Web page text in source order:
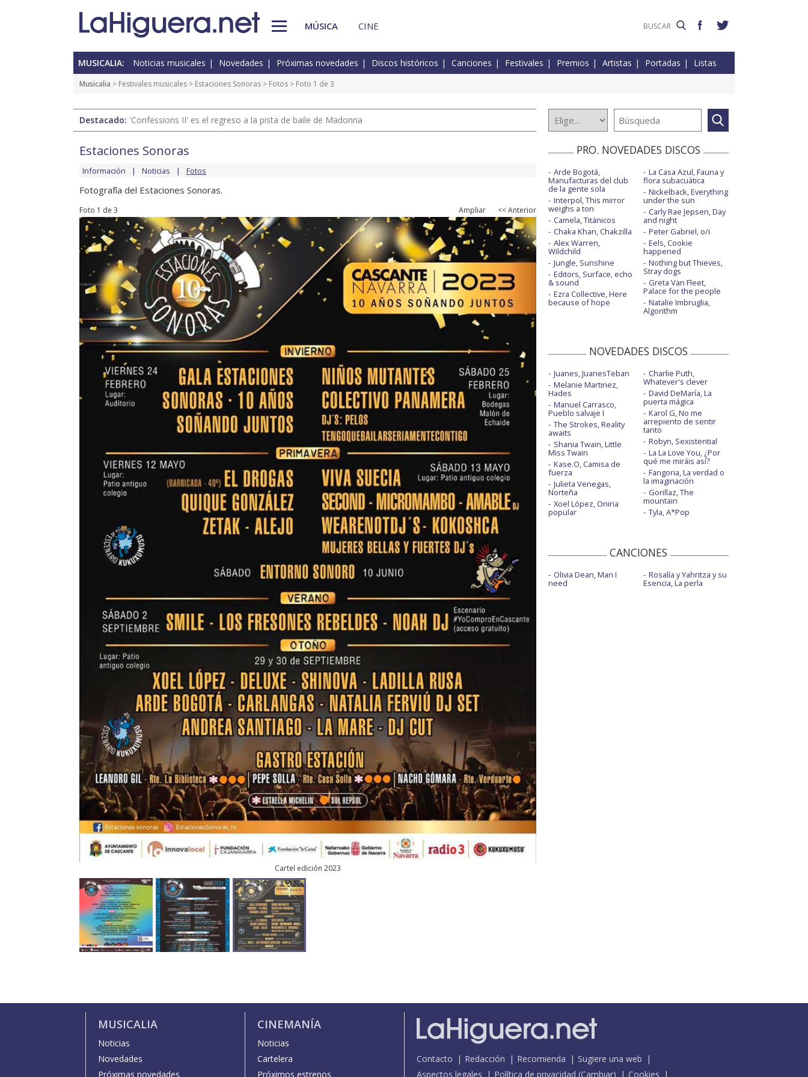
MÚSICA CINE
MUSICALIA: Noticias musicales Novedades Próximas novedades Discos históricos Canciones Festivales Premios Artistas Portadas Listas
Musicalia > Festivales musicales > Estaciones Sonoras > Fotos > Foto 1 de 3
Destacado: 'Confessions II' es el regreso a la pista de baile de Madonna
Estaciones Sonoras
Información Noticias Fotos
Fotografía del Estaciones Sonoras.
Foto 1 de 3 Ampliar << Anterior
Cartel edición 2023
PRO. NOVEDADES DISCOS
Arde Bogotá,
Manufacturas del club
de la gente sola
Interpol, This mirror
weighs a ton
Camela, Titánicos
Chaka Khan, Chakzilla
Alex Warren,
Wildchild
Jungle, Sunshine
Editors, Surface, echo
& sound
Ezra Collective, Here
because of hope
La Casa Azul, Fauna y
flora subacuática
Nickelback, Everything
under the sun
Carly Rae Jepsen, Day
and night
Peter Gabriel, o/i
Eels, Cookie
happened
Nothing but Thieves,
Stray dogs
Greta Van Fleet,
Palace for the people
Natalie Imbruglia,
Algorithm
NOVEDADES DISCOS
Juanes, JuanesTeban
Melanie Martinez,
Hades
Manuel Carrasco,
Pueblo salvaje I
The Strokes, Reality
awaits
Shania Twain, Little
Miss Twain
Kase.O, Camisa de
fuerza
Julieta Venegas,
Norteña
Xoel López, Oniria
popular
Charlie Puth,
Whatever's clever
David DeMaría, La
puerta mágica
Karol G, No me
arrepiento de sentir
tanto
Robyn, Sexistential
La La Love You, ¿Por
qué me miráis así?
Fangoria, La verdad o
la imaginación
Gorillaz, The
mountain
Tyla, A*Pop
CANCIONES
Olivia Dean, Man I
need
Rosalía y Yahritza y su
Esencia, La perla
MUSICALIA
Noticias
Novedades
Próximas novedades
CINEMANÍA
Noticias
Cartelera
Próximos estrenos
Contacto Redacción Recomienda
Sugiere una web
Aspectos legales
Política de privacidad (Cambiar) Cookies